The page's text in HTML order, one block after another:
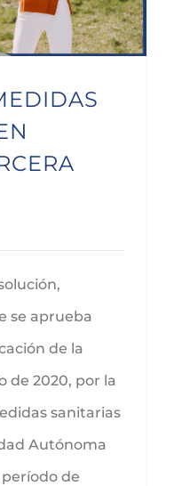
se aprueba
de la
de 2020, por la
sanitarias
Autónoma
de